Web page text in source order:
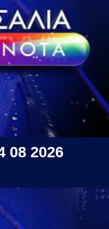
08 2026